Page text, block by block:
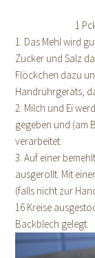
1
1. Das Mehl wird
Zucker und Salz
Flöckchen dazu
Handrührgeräts,
2. Milch und Ei
gegeben und (am
verarbeitet.
3. Auf einer
ausgerollt. Mit
(falls nicht zur
16 Kreise
Backblech gelegt.